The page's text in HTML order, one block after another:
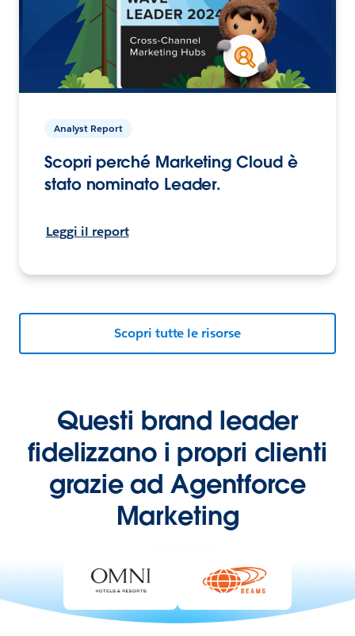
Analyst Report
Scopri perché Marketing Cloud è
stato nominato Leader.
Leggi il report
Scopri tutte le risorse
Questi brand leader
fidelizzano i propri clienti
grazie ad Agentforce
Marketing